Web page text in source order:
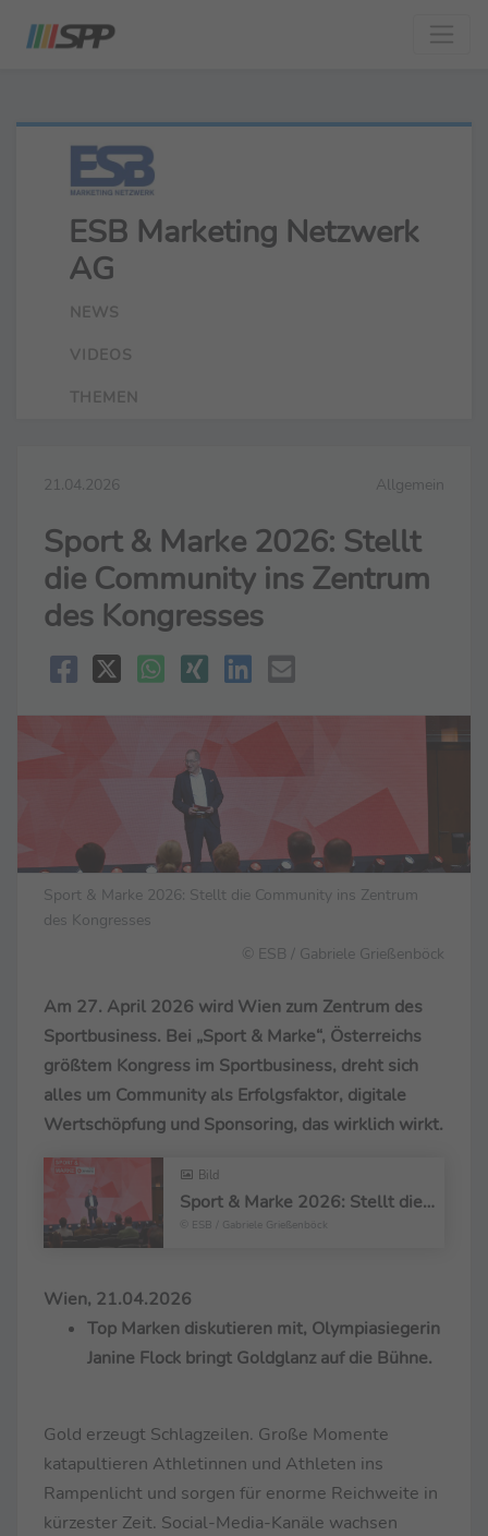
ESB Marketing Netzwerk
AG
NEWS
VIDEOS
THEMEN
21.04.2026 Allgemein
Sport & Marke 2026: Stellt
die Community ins Zentrum
des Kongresses
Sport & Marke 2026: Stellt die Community ins Zentrum
des Kongresses
© ESB / Gabriele Grießenböck
Am 27. April 2026 wird Wien zum Zentrum des
Sportbusiness. Bei „Sport & Marke“, Österreichs
größtem Kongress im Sportbusiness, dreht sich
alles um Community als Erfolgsfaktor, digitale
Wertschöpfung und Sponsoring, das wirklich wirkt.
Bild
Sport & Marke 2026: Stellt die Community ins Zentrum des Kongresses
© ESB / Gabriele Grießenböck
Wien, 21.04.2026
Top Marken diskutieren mit, Olympiasiegerin
Janine Flock bringt Goldglanz auf die Bühne.
Gold erzeugt Schlagzeilen. Große Momente
katapultieren Athletinnen und Athleten ins
Rampenlicht und sorgen für enorme Reichweite in
kürzester Zeit. Social-Media-Kanäle wachsen